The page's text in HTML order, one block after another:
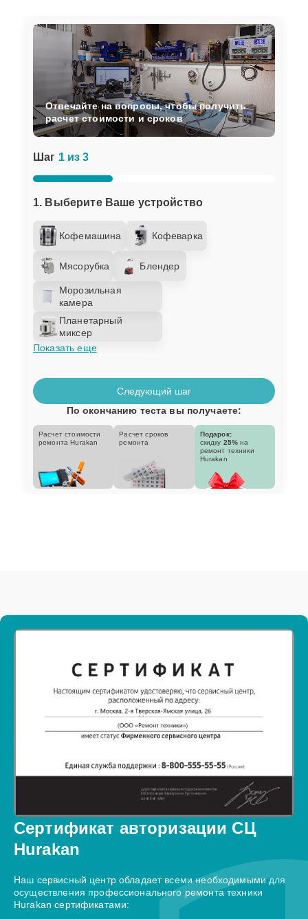
Шаг 1 из 3
1. Выберите Ваше устройство
Кофемашина Кофеварка
Мясорубка Блендер
Морозильная
камера
Планетарный
миксер
Показать еще
Отвечайте на вопросы, чтобы получить
расчет стоимости и сроков
Следующий шаг
По окончанию теста вы получаете:
Расчет стоимости
ремонта Hurakan
Расчет сроков
ремонта
Подарок:
скидку 25% на
ремонт техники
Hurakan
Сертификат авторизации СЦ
Hurakan
Наш сервисный центр обладает всеми необходимыми для
осуществления профессионального ремонта техники
Hurakan сертификатами: